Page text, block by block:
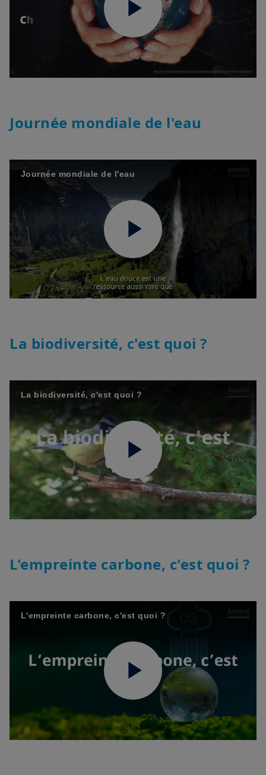
Play
Journée mondiale de l'eau
Journée mondiale de l'eau
Play
La biodiversité, c'est quoi ?
La biodiversité, c'est quoi ?
Play
L'empreinte carbone, c'est quoi ?
L'empreinte carbone, c'est quoi ?
Play